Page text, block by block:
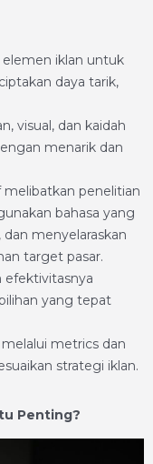
iklan untuk
daya tarik,
visual, dan kaidah
menarik dan
penelitian
bahasa yang
menyelaraskan
target pasar.
efektivitasnya
yang tepat
metrics dan
strategi iklan.
Penting?